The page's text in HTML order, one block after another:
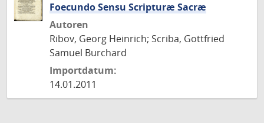
Foecundo Sensu Scripturæ Sacræ
Autoren
Ribov, Georg Heinrich; Scriba, Gottfried
Samuel Burchard
Importdatum:
14.01.2011